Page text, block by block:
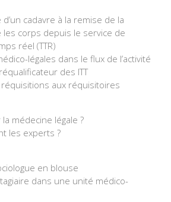
cadavre à la remise de la
les corps depuis le service de
réel (TTR)
légales dans le flux de l’activité
des ITT
aux réquisitoires
médecine légale ?
les experts ?
en blouse
dans une unité médico-